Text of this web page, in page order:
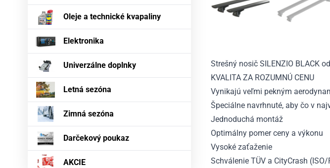
Oleje a technické kvapaliny
Elektronika
Univerzálne doplnky
Letná sezóna
Zimná sezóna
Darčekový poukaz
AKCIE
Strešný nosič SILENZIO BLACK
KVALITA ZA ROZUMNÚ CENU
Vynikajú veľmi pekným
Špeciálne navrhnuté, aby čo v
Jednoduchá montáž
Optimálny pomer ceny a výkonu
Vysoké zaťaženie
Schválenie TÜV a CityCrash (ISO/